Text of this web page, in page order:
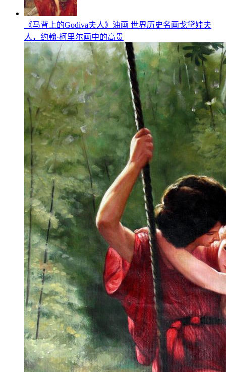
《马背上的Godiva夫人》油画 世界历史名画戈黛娃夫
人，约翰·柯里尔画中的高贵